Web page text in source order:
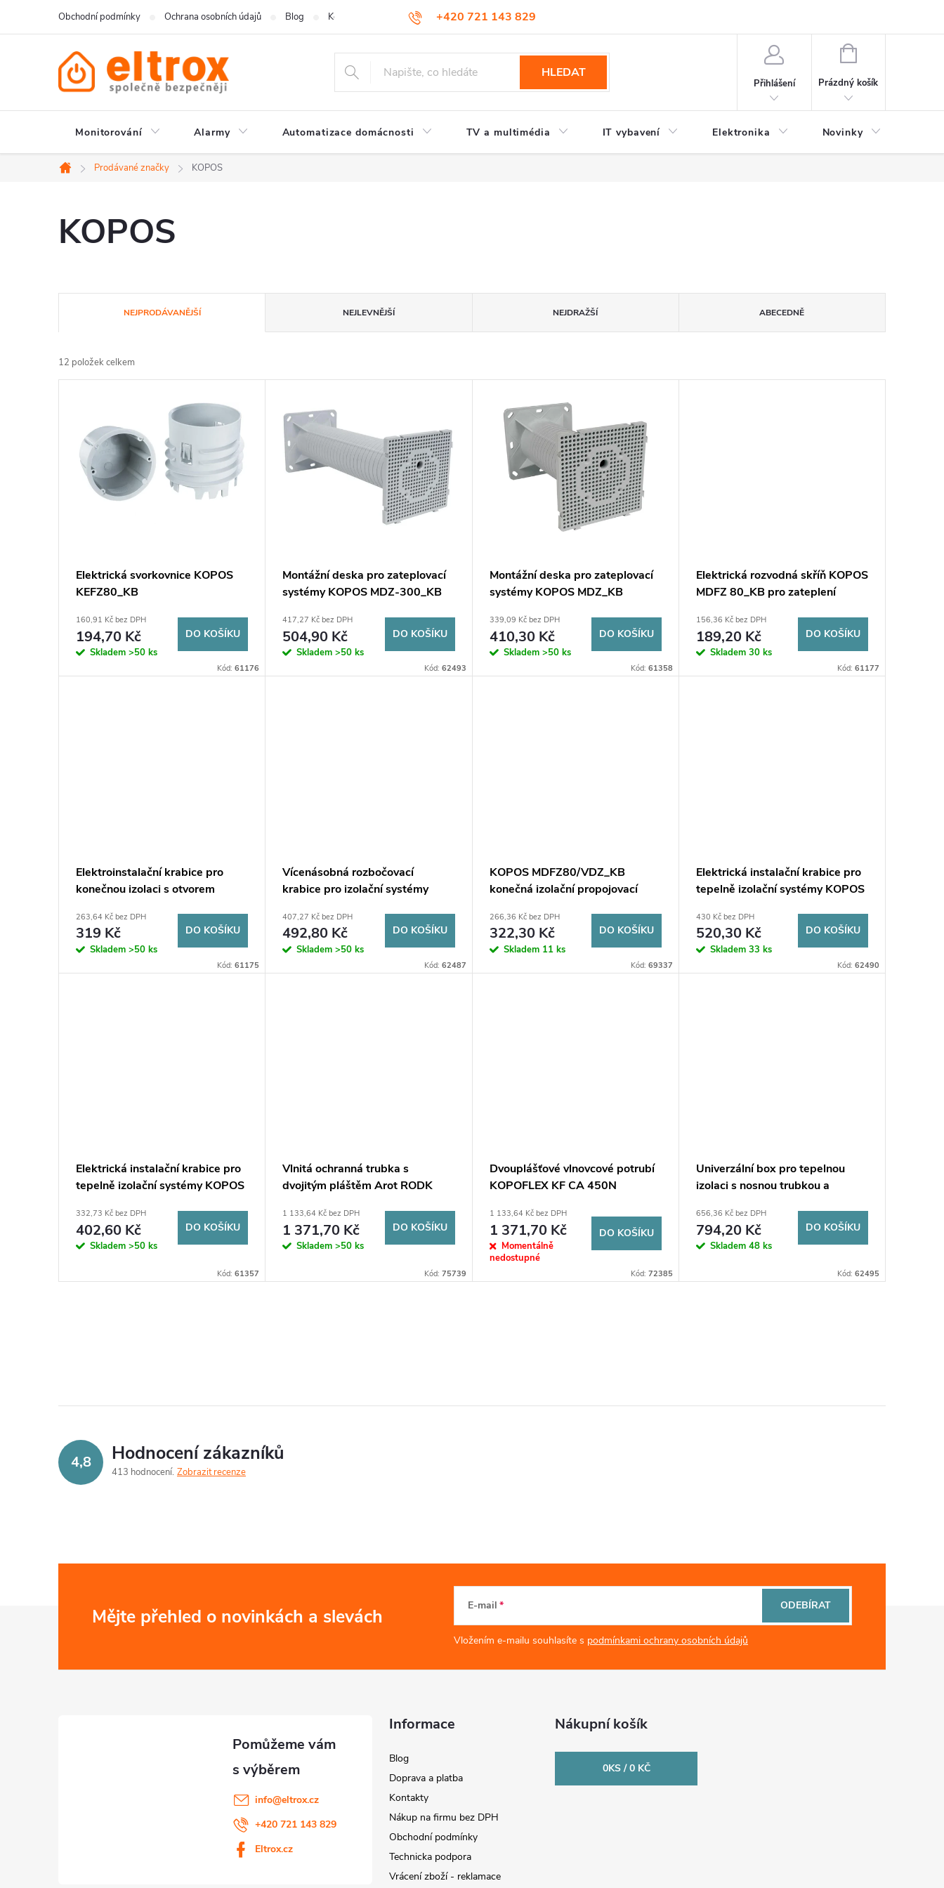
+420 721 143 829
Obchodní podmínky Ochrana osobních údajů Blog Kontakty
HLEDAT
Přihlášení
NÁKUPNÍ
Prázdný košík
Monitorování Alarmy Automatizace domácnosti TV a multimédia IT vybavení Elektronika Novinky
Domů
Prodávané značky KOPOS
KOPOS
a
z
NEJPRODÁVANĚJŠÍ NEJLEVNĚJŠÍ NEJDRAŽŠÍ ABECEDNĚ
12 položek celkem
d
Elektrická svorkovnice KOPOS
KEFZ80_KB
160,91 Kč bez DPH
194,70 Kč
Skladem >50 ks
DO KOŠÍKU
Kód:61176
Montážní deska pro zateplovací
systémy KOPOS MDZ-300_KB
417,27 Kč bez DPH
504,90 Kč
Skladem>50 ks
DO KOŠÍKU
Kód: 62493
Montážní deska pro zateplovací
systémy KOPOS MDZ_KB
339,09 Kč bez DPH
410,30 Kč
Skladem >50 ks
DO KOŠÍKU
Kód: 61358
Elektrická rozvodná skříň KOPOS
MDFZ 80_KB pro zateplení
156,36 Kč bez DPH
189,20 Kč
Skladem 30 ks
DO KOŠÍKU
Kód: 61177
Elektroinstalační krabice pro
konečnou izolaci s otvorem
263,64 Kč bez DPH
319 Kč
Skladem >50 ks
DO KOŠÍKU
Kód:61175
Vícenásobná rozbočovací
krabice pro izolační systémy
407,27 Kč bez DPH
492,80 Kč
Skladem>50 ks
DO KOŠÍKU
Kód: 62487
KOPOS MDFZ80/VDZ_KB
konečná izolační propojovací
266,36 Kč bez DPH
322,30 Kč
Skladem 11 ks
DO KOŠÍKU
Kód: 69337
Elektrická instalační krabice pro
tepelně izolační systémy KOPOS
430 Kč bez DPH
520,30 Kč
Skladem 33 ks
DO KOŠÍKU
Kód: 62490
Elektrická instalační krabice pro
tepelně izolační systémy KOPOS
332,73 Kč bez DPH
402,60 Kč
Skladem >50 ks
DO KOŠÍKU
Kód:61357
Vlnitá ochranná trubka s
dvojitým pláštěm Arot RODK
1 133,64 Kč bez DPH
1 371,70 Kč
Skladem>50 ks
DO KOŠÍKU
Kód: 75739
Dvouplášťové vlnovcové potrubí
KOPOFLEX KF CA 450N
1 133,64 Kč bez DPH
1 371,70 Kč
Momentálně
nedostupné
DO KOŠÍKU
Kód: 72385
Univerzální box pro tepelnou
izolaci s nosnou trubkou a
VOI_KB
656,36 Kč bez DPH
794,20 Kč
Skladem 48 ks
DO KOŠÍKU
Kód: 62495
d
a
p
y
4,8 Hodnocení zákazníků
413 hodnocení Zobrazit recenze
Mějte přehled o novinkách a slevách E-mail
Vložením e-mailu souhlasíte s podmínkami ochrany osobních údajů
ODEBÍRAT
info@eltrox.cz
+420 721 143 829
Eltrox.cz
Informace
Blog
Doprava a platba
Kontakty
Nákup na firmu bez DPH
Obchodní podmínky
Technicka podpora
Vrácení zboží - reklamace
Nákupní košík
0KS /0 KČ